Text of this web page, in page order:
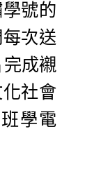
號的
次送
成襯
社會
學電